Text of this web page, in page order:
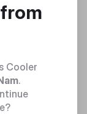
Cooler
.